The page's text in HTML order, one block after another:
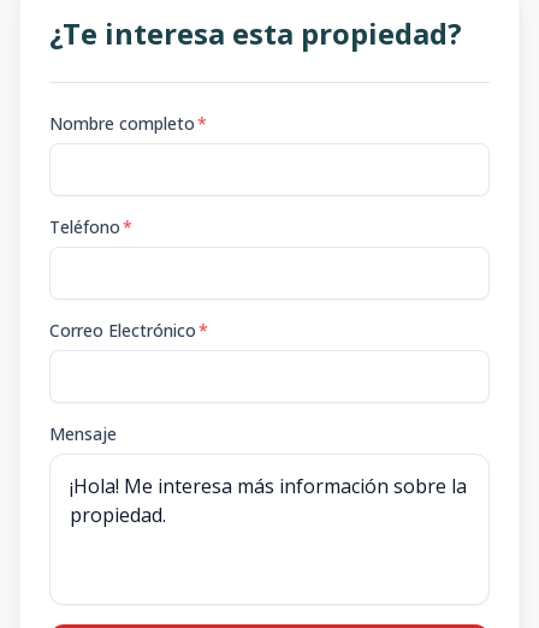
¿Te interesa esta propiedad?
Nombre completo*
Teléfono*
Correo Electrónico*
Mensaje